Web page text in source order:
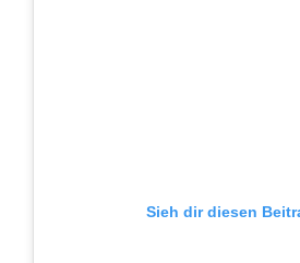
Sieh dir diesen